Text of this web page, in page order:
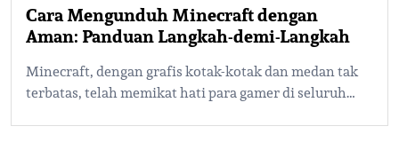
Cara Mengunduh Minecraft dengan
Aman: Panduan Langkah-demi-Langkah
Minecraft, dengan grafis kotak-kotak dan medan tak
terbatas, telah memikat hati para gamer di seluruh…